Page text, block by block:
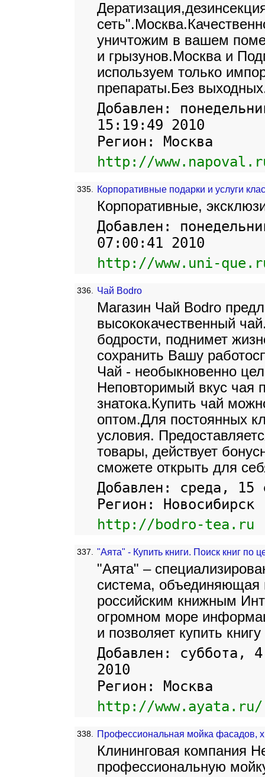
уничтожим в вашем
и грызунов.Москва и
используем только
препараты.Без
Добавлен:
15:19:49 2010
Регион: Москва
http://
335. Корпоративные подарки и услуги
Корпоративные,
Добавлен:
07:00:41 2010
http://www.uni-
336. Чай Bodro
Магазин Чай Bodro
высококачественный
бодрости, поднимет
сохранить Вашу
Чай - необыкновенно
Неповторимый вкус чая
знатока.Купить чай
оптом.Для постоянных
условия.
товары, действует
сможете открыть для
Добавлен: среда, 15
Регион: Новосибирск
http://bodro-tea.ru
337. "Аята" - Купить книги. Поиск книг по
"Аята" –
система,
российским книжным
огромном море
и позволяет купить
Добавлен: суббота,
2010
Регион: Москва
http://www.ayata.ru/
338. Профессиональная мойка фасадов,
Клининговая компания
профессиональную